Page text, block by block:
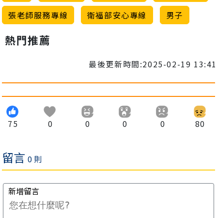
張老師服務專線
衛福部安心專線 男子
熱門推薦
最後更新時間:2025-02-19 13:41
75 0 0 0 0 80